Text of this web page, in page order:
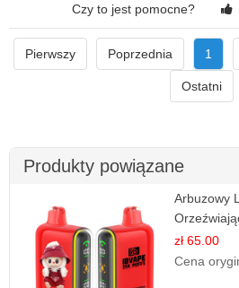
Czy to jest pomocne?
Pierwszy Poprzednia 1
Ostatni
Produkty powiązane
Arbuzowy
zł 65.00
Cena